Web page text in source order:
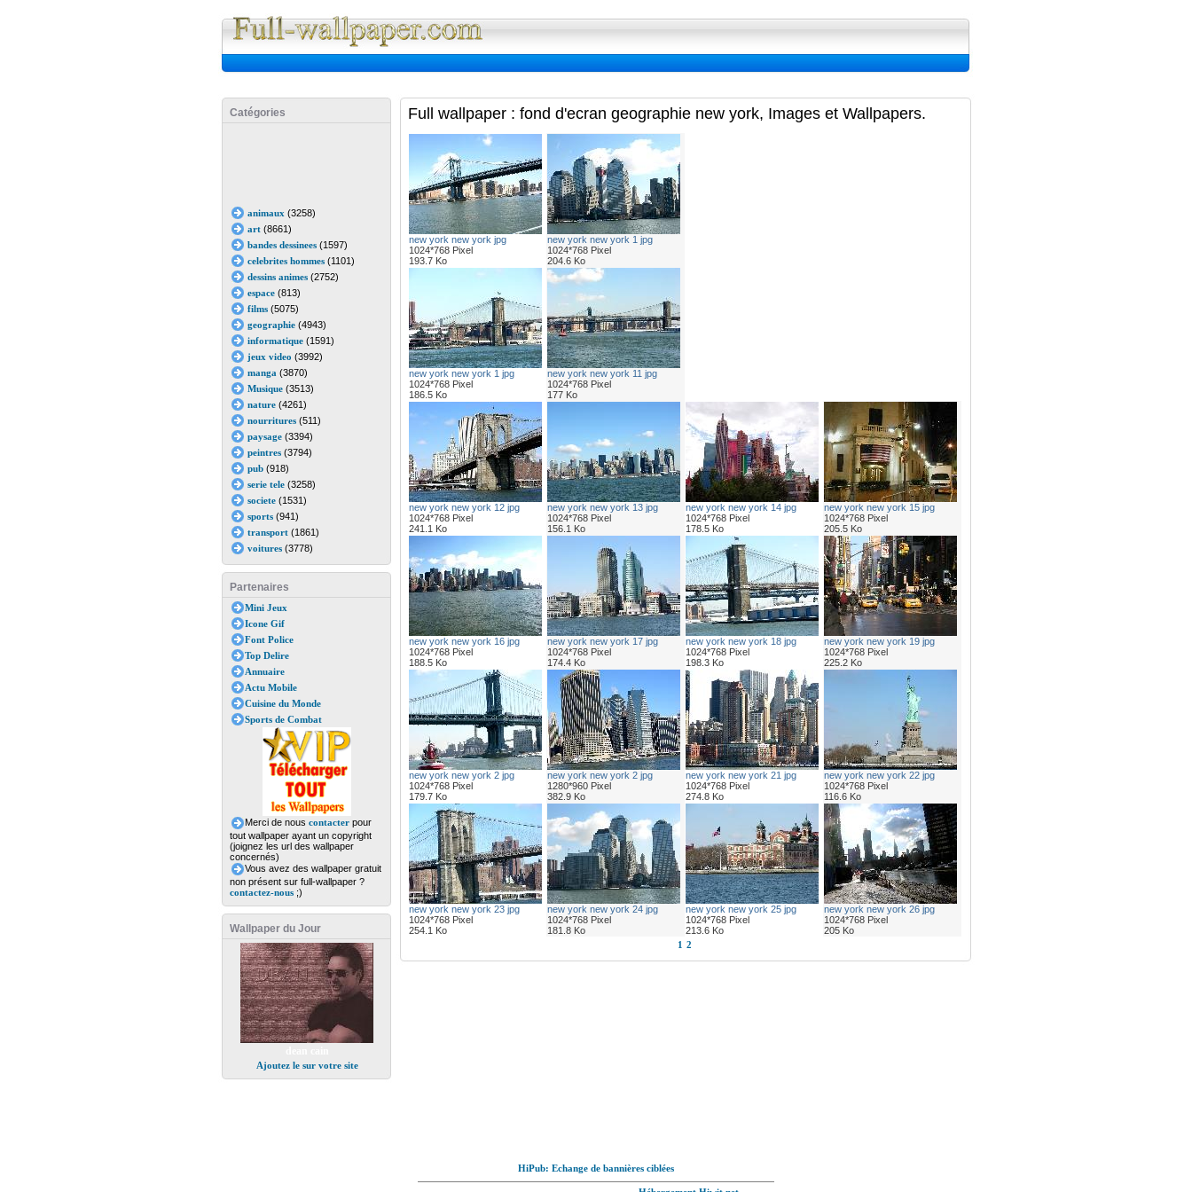
Catégories
animaux (3258)
art(8661)
bandes dessinees(1597)
celebrites hommes(1101)
dessins animes(2752)
espace(813)
films(5075)
geographie(4943)
informatique(1591)
jeux video (3992)
manga (3870)
Musique(3513)
nature(4261)
nourritures(511)
paysage(3394)
peintres(3794)
pub(918)
serie tele(3258)
societe(1531)
sports(941)
transport(1861)
voitures(3778)
Partenaires
Mini Jeux
Icone Gif
Font Police
Top Delire
Annuaire
Actu Mobile
Cuisine du Monde
Sports de Combat
Merci de nous contacterpour
tout wallpaper ayant un copyright
(joignez les url des wallpaper
concernés)
Vous avez des wallpaper gratuit
non présent sur full-wallpaper ?
contactez-nous;)
Wallpaper du Jour
Ajoutez le sur votre site
Full wallpaper : fond d'ecran geographie new york, Images et Wallpapers.
new york new york jpg
1024*768 Pixel
193.7 Ko
new york new york 1 jpg
1024*768 Pixel
204.6 Ko
new york new york 1 jpg
1024*768 Pixel
186.5 Ko
new york new york 11 jpg
1024*768 Pixel
177 Ko
new york new york 12 jpg
1024*768 Pixel
241.1 Ko
new york new york 13 jpg
1024*768 Pixel
156.1 Ko
new york new york 14 jpg
1024*768 Pixel
178.5 Ko
new york new york 15 jpg
1024*768 Pixel
205.5 Ko
new york new york 16 jpg
1024*768 Pixel
188.5 Ko
new york new york 17 jpg
1024*768 Pixel
174.4 Ko
new york new york 18 jpg
1024*768 Pixel
198.3 Ko
new york new york 19 jpg
1024*768 Pixel
225.2 Ko
new york new york 2 jpg
1024*768 Pixel
179.7 Ko
new york new york 2 jpg
1280*960 Pixel
382.9 Ko
new york new york 21 jpg
1024*768 Pixel
274.8 Ko
new york new york 22 jpg
1024*768 Pixel
116.6 Ko
new york new york 23 jpg
1024*768 Pixel
254.1 Ko
new york new york 24 jpg
1024*768 Pixel
181.8 Ko
new york new york 25 jpg
1024*768 Pixel
213.6 Ko
new york new york 26 jpg
1024*768 Pixel
205 Ko
1 2
HiPub: Echange de bannières ciblées